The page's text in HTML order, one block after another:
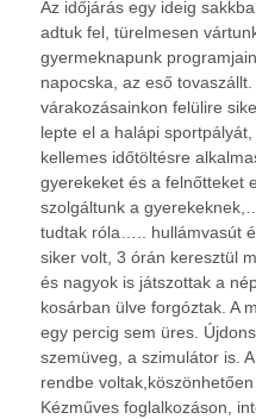
Az időjárás egy ideig
adtuk fel, türelmesen
gyermeknapunk
napocska, az eső
várakozásainkon felülire
lepte el a halápi
kellemes időtöltésre
gyerekeket és a felnőtteket
szolgáltunk a
tudtak róla….. hullámvasút
siker volt, 3 órán keresztül
és nagyok is játszottak a
kosárban ülve forgóztak. A
egy percig sem üres.
szemüveg, a szimulátor is.
rendbe
Kézműves foglalkozáson,